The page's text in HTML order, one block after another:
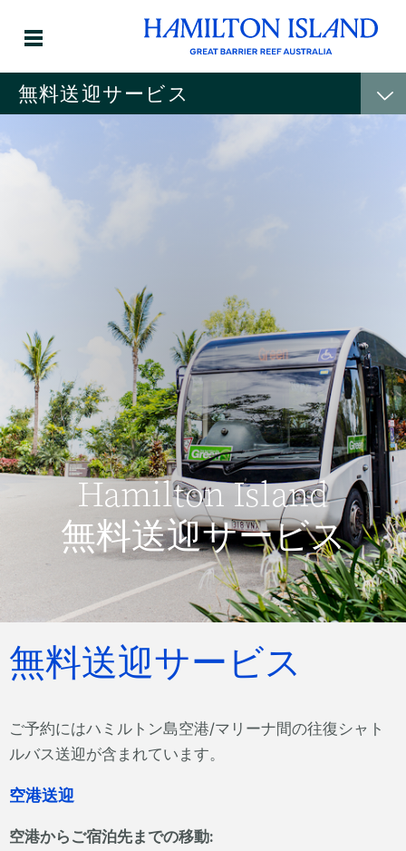
無料送迎サービス
Hamilton Island
無料送迎サービス
無料送迎サービス
ご予約にはハミルトン島空港/マリーナ間の往復シャト
ルバス送迎が含まれています。
空港送迎
空港からご宿泊先までの移動: